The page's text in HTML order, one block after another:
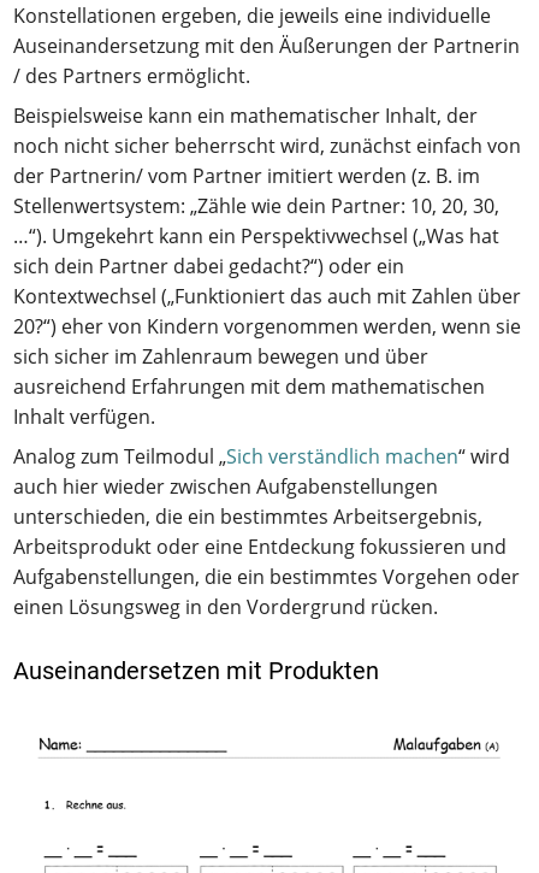
Konstellationen ergeben, die jeweils eine individuelle
Auseinandersetzung mit den Äußerungen der Partnerin
/ des Partners ermöglicht.
Beispielsweise kann ein mathematischer Inhalt, der
noch nicht sicher beherrscht wird, zunächst einfach von
der Partnerin/ vom Partner imitiert werden (z. B. im
Stellenwertsystem: „Zähle wie dein Partner: 10, 20, 30,
…“). Umgekehrt kann ein Perspektivwechsel („Was hat
sich dein Partner dabei gedacht?“) oder ein
Kontextwechsel („Funktioniert das auch mit Zahlen über
20?“) eher von Kindern vorgenommen werden, wenn sie
sich sicher im Zahlenraum bewegen und über
ausreichend Erfahrungen mit dem mathematischen
Inhalt verfügen.
Analog zum Teilmodul „Sich verständlich machen“ wird
auch hier wieder zwischen Aufgabenstellungen
unterschieden, die ein bestimmtes Arbeitsergebnis,
Arbeitsprodukt oder eine Entdeckung fokussieren und
Aufgabenstellungen, die ein bestimmtes Vorgehen oder
einen Lösungsweg in den Vordergrund rücken.
Auseinandersetzen mit Produkten